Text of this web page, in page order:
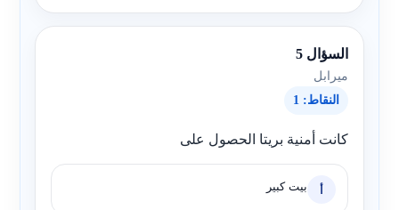
السؤال 5
ميرابل
النقاط: 1
كانت أمنية بريتا الحصول على
أ بيت كبير